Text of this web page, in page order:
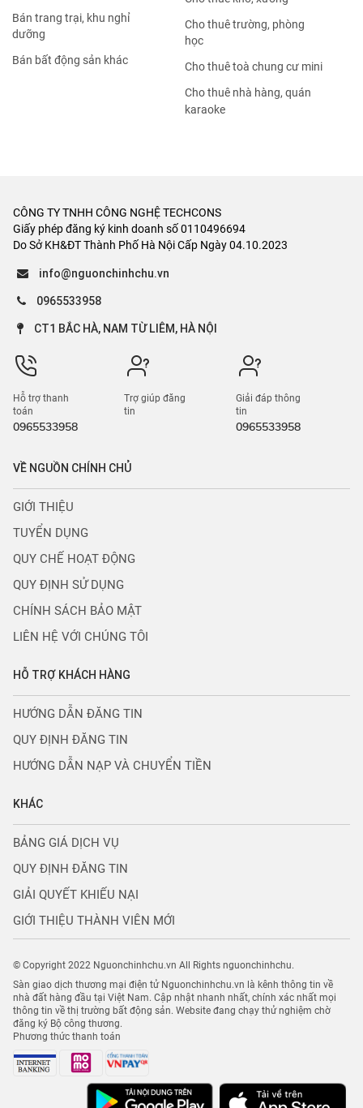
Bán trang trại, khu nghỉ
dưỡng
Bán bất động sản khác
Cho thuê trường, phòng
học
Cho thuê toà chung cư mini
Cho thuê nhà hàng, quán
karaoke
CÔNG TY TNHH CÔNG NGHỆ TECHCONS
Giấy phép đăng ký kinh doanh số 0110496694
Do Sở KH&ĐT Thành Phố Hà Nội Cấp Ngày 04.10.2023
info@nguonchinhchu.vn
0965533958
CT1 BẮC HÀ, NAM TỪ LIÊM, HÀ NỘI
Hỗ trợ thanh
toán
0965533958
Trợ giúp đăng
tin
Giải đáp thông
tin
0965533958
VỀ NGUỒN CHÍNH CHỦ
GIỚI THIỆU
TUYỂN DỤNG
QUY CHẾ HOẠT ĐỘNG
QUY ĐỊNH SỬ DỤNG
CHÍNH SÁCH BẢO MẬT
LIÊN HỆ VỚI CHÚNG TÔI
HỖ TRỢ KHÁCH HÀNG
HƯỚNG DẪN ĐĂNG TIN
QUY ĐỊNH ĐĂNG TIN
HƯỚNG DẪN NẠP VÀ CHUYỂN TIỀN
KHÁC
BẢNG GIÁ DỊCH VỤ
QUY ĐỊNH ĐĂNG TIN
GIẢI QUYẾT KHIẾU NẠI
GIỚI THIỆU THÀNH VIÊN MỚI
© Copyright 2022 Nguonchinhchu.vn All Rights nguonchinhchu.
Sàn giao dịch thương mại điện tử Nguonchinhchu.vn là kênh thông tin về
nhà đất hàng đầu tại Việt Nam. Cập nhật nhanh nhất, chính xác nhất mọi
thông tin về thị trường bất động sản. Website đang chạy thử nghiệm chờ
đăng ký Bộ công thương.
Phương thức thanh toán